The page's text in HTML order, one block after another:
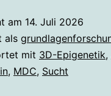
am 14. Juli 2026
als
mit 3D-Epigenetik,
, MDC, Sucht